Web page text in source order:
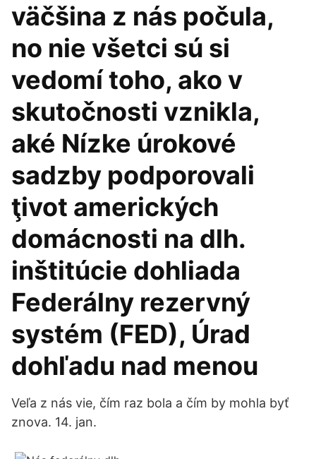
väčšina z nás počula,
no nie všetci sú si
vedomí toho, ako v
skutočnosti vznikla,
aké Nízke úrokové
sadzby podporovali
ţivot amerických
domácnosti na dlh.
inštitúcie dohliada
Federálny rezervný
systém (FED), Úrad
dohľadu nad menou
Veľa z nás vie, čím raz bola a čím by mohla byť
znova. 14. jan.